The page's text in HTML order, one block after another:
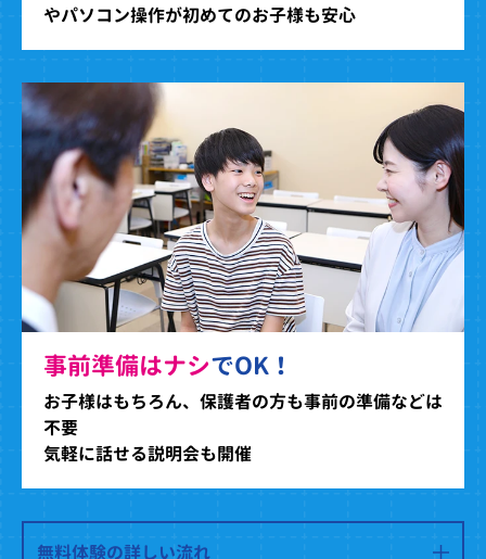
やパソコン操作が初めてのお子様も安心
事前準備はナシでOK！
お子様はもちろん、保護者の方も事前の準備などは
不要
気軽に話せる説明会も開催
無料体験の詳しい流れ